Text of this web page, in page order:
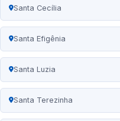
Santa Cecília
Santa Efigênia
Santa Luzia
Santa Terezinha